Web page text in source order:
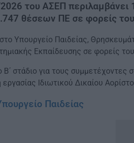
του ΑΣΕΠ περιλαμβάνει
θέσεων ΠΕ σε φορείς
στο Υπουργείο Παιδείας,
Εκπαίδευσης σε φορείς
Β΄ στάδιο για τους
Ιδιωτικού Δικαίου
Παιδείας